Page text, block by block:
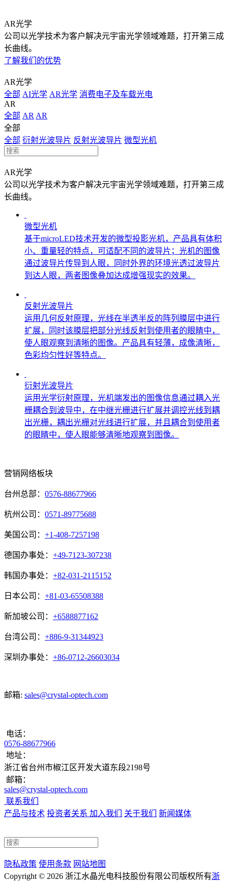
AR光学
公司以光学技术为客户解决元宇宙光学领域难题，打开第三成
长曲线。
了解我们的优势
AR光学
全部 AI光学 AR光学 消费电子及车载光电
AR
全部 AR AR
全部
全部 衍射光波导片 反射光波导片 微型光机
AR光学
公司以光学技术为客户解决元宇宙光学领域难题，打开第三成
长曲线。
微型光机
基于microLED技术开发的微型投影光机，产品具有体积
小、重量轻的特点，可适配不同的波导片；光机的图像
通过波导片传导到人眼，同时外界的环境光透过波导片
到达人眼，两者图像叠加达成增强现实的效果。
反射光波导片
运用几何反射原理，光线在半透半反的阵列膜层中进行
扩展，同时该膜层把部分光线反射到使用者的眼睛中，
使人眼观察到清晰的图像。产品具有轻薄，成像清晰，
色彩均匀性好等特点。
衍射光波导片
运用光学衍射原理，光机端发出的图像信息通过耦入光
栅耦合到波导中，在中继光栅进行扩展并调控光线到耦
出光栅，耦出光栅对光线进行扩展，并且耦合到使用者
的眼睛中，使人眼能够清晰地观察到图像。
营销网络板块
台州总部： 0576-88677966
杭州公司： 0571-89775688
美国公司： +1-408-7257198
德国办事处： +49-7123-307238
韩国办事处： +82-031-2115152
日本公司： +81-03-65508388
新加坡公司： +6588877162
台湾公司： +886-9-31344923
深圳办事处： +86-0712-26603034
邮箱: sales@crystal-optech.com
电话：
0576-88677966
地址：
浙江省台州市椒江区开发大道东段2198号
邮箱：
sales@crystal-optech.com
联系我们
产品与技术 投资者关系 加入我们 关于我们 新闻媒体
隐私政策 使用条款 网站地图
Copyright © 2026 浙江水晶光电科技股份有限公司 版权所有浙